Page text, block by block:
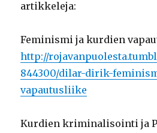
artikkeleja:
Feminismi ja kurdien
http://
844300/dilar-dirik-
vapautusliike
Kurdien kriminalisointi ja